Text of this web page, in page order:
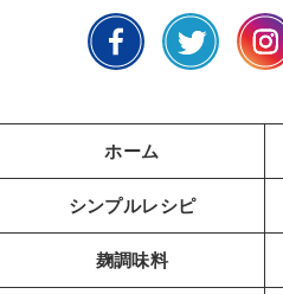
ホーム
シンプルレシピ
麹調味料